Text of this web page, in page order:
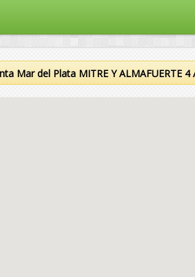
Mar del Plata MITRE Y ALMAFUERTE 4